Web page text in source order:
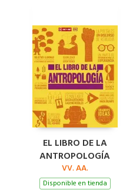
EL LIBRO DE LA
ANTROPOLOGÍA
VV. AA.
Disponible en tienda